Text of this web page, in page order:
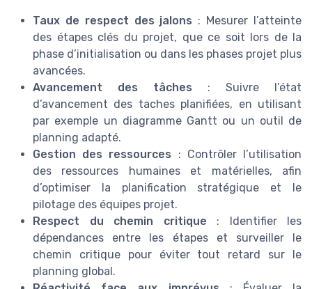
Taux de respect des jalons : Mesurer l’atteinte
des étapes clés du projet, que ce soit lors de la
phase d’initialisation ou dans les phases projet plus
avancées.
Avancement des tâches : Suivre l’état
d’avancement des taches planifiées, en utilisant
par exemple un diagramme Gantt ou un outil de
planning adapté.
Gestion des ressources : Contrôler l’utilisation
des ressources humaines et matérielles, afin
d’optimiser la planification stratégique et le
pilotage des équipes projet.
Respect du chemin critique : Identifier les
dépendances entre les étapes et surveiller le
chemin critique pour éviter tout retard sur le
planning global.